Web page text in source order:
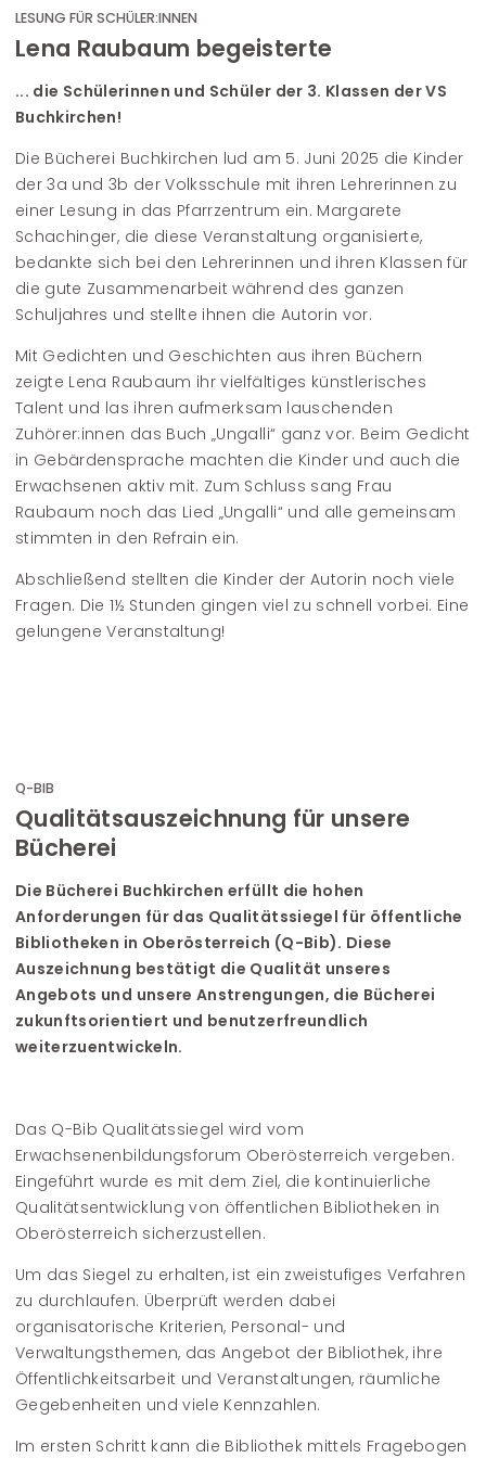
LESUNG FÜR SCHÜLER:INNEN
Lena Raubaum begeisterte
... die Schülerinnen und Schüler der 3. Klassen der VS
Buchkirchen!
Die Bücherei Buchkirchen lud am 5. Juni 2025 die Kinder
der 3a und 3b der Volksschule mit ihren Lehrerinnen zu
einer Lesung in das Pfarrzentrum ein. Margarete
Schachinger, die diese Veranstaltung organisierte,
bedankte sich bei den Lehrerinnen und ihren Klassen für
die gute Zusammenarbeit während des ganzen
Schuljahres und stellte ihnen die Autorin vor.
Mit Gedichten und Geschichten aus ihren Büchern
zeigte Lena Raubaum ihr vielfältiges künstlerisches
Talent und las ihren aufmerksam lauschenden
Zuhörer:innen das Buch „Ungalli“ ganz vor. Beim Gedicht
in Gebärdensprache machten die Kinder und auch die
Erwachsenen aktiv mit. Zum Schluss sang Frau
Raubaum noch das Lied „Ungalli“ und alle gemeinsam
stimmten in den Refrain ein.
Abschließend stellten die Kinder der Autorin noch viele
Fragen. Die 1½ Stunden gingen viel zu schnell vorbei. Eine
gelungene Veranstaltung!
Q-BIB
Qualitätsauszeichnung für unsere
Bücherei
Die Bücherei Buchkirchen erfüllt die hohen
Anforderungen für das Qualitätssiegel für öffentliche
Bibliotheken in Oberösterreich (Q-Bib). Diese
Auszeichnung bestätigt die Qualität unseres
Angebots und unsere Anstrengungen, die Bücherei
zukunftsorientiert und benutzerfreundlich
weiterzuentwickeln.
Das Q-Bib Qualitätssiegel wird vom
Erwachsenenbildungsforum Oberösterreich vergeben.
Eingeführt wurde es mit dem Ziel, die kontinuierliche
Qualitätsentwicklung von öffentlichen Bibliotheken in
Oberösterreich sicherzustellen.
Um das Siegel zu erhalten, ist ein zweistufiges Verfahren
zu durchlaufen. Überprüft werden dabei
organisatorische Kriterien, Personal- und
Verwaltungsthemen, das Angebot der Bibliothek, ihre
Öffentlichkeitsarbeit und Veranstaltungen, räumliche
Gegebenheiten und viele Kennzahlen.
Im ersten Schritt kann die Bibliothek mittels Fragebogen